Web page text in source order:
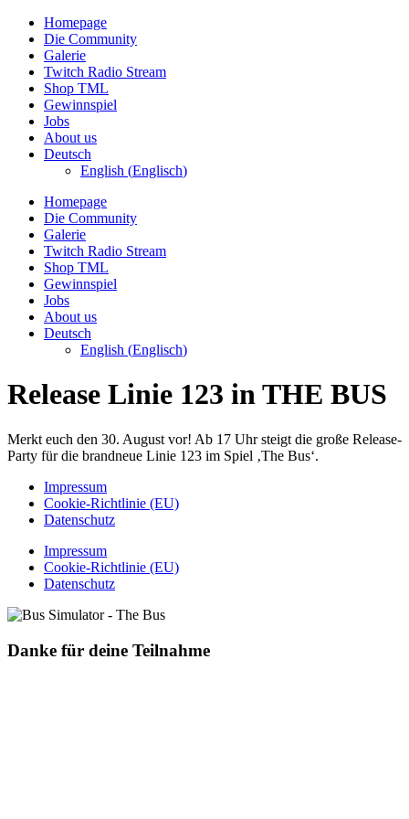
Zum
Inhalt
wechseln
Homepage
Die Community
Galerie
Twitch Radio Stream
Shop TML
Gewinnspiel
Jobs
About us
Deutsch
English (Englisch)
Homepage
Die Community
Galerie
Twitch Radio Stream
Shop TML
Gewinnspiel
Jobs
About us
Deutsch
English (Englisch)
Release Linie 123 in THE BUS
Merkt euch den 30. August vor! Ab 17 Uhr steigt die große Release-
Party für die brandneue Linie 123 im Spiel ‚The Bus‘.
Impressum
Cookie-Richtlinie (EU)
Datenschutz
Impressum
Cookie-Richtlinie (EU)
Datenschutz
Danke für deine Teilnahme